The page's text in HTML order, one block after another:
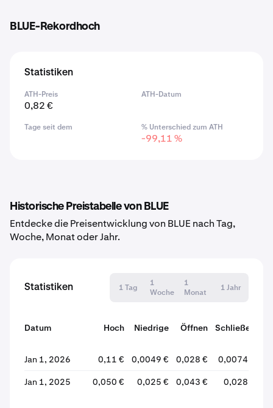
BLUE-Rekordhoch
Statistiken
ATH-Preis
0,82 €
ATH-Datum
Tage seit dem % Unterschied zum ATH
-99,11 %
Historische Preistabelle von BLUE
Entdecke die Preisentwicklung von BLUE nach Tag,
Woche, Monat oder Jahr.
Statistiken 1 Tag
1
Woche
1
Monat
1 Jahr
Datum Hoch Niedrige Öffnen
Schließen
Jan 1, 2026
0,11 € 0,0049 € 0,028 € 0,0074 €
Jan 1, 2025 0,050 € 0,025 € 0,043 € 0,028 €